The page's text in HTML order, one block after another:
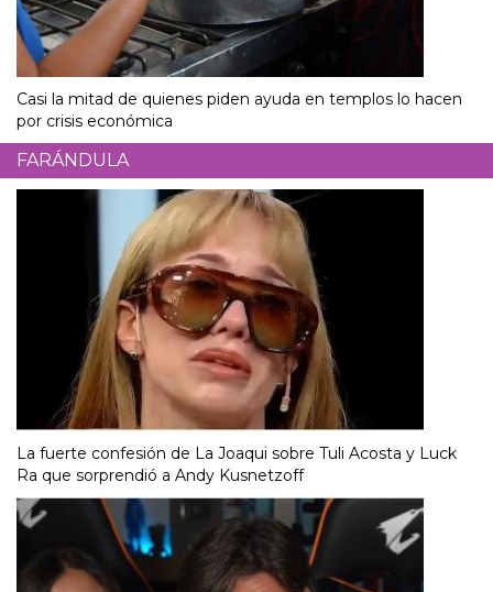
Casi la mitad de quienes piden ayuda en templos lo hacen
por crisis económica
FARÁNDULA
La fuerte confesión de La Joaqui sobre Tuli Acosta y Luck
Ra que sorprendió a Andy Kusnetzoff